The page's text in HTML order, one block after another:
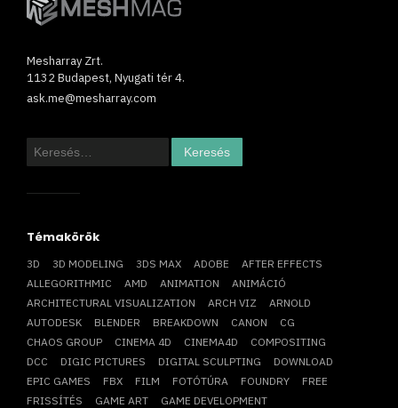
Mesharray Zrt.
1132 Budapest, Nyugati tér 4.
ask.me@mesharray.com
Keresés:
Témakörök
3D 3D MODELING 3DS MAX ADOBE
AFTER EFFECTS
ALLEGORITHMIC
AMD ANIMATION
ANIMÁCIÓ
ARCHITECTURAL VISUALIZATION
ARCH VIZ
ARNOLD
AUTODESK
BLENDER BREAKDOWN CANON
CG
CHAOS GROUP
CINEMA 4D CINEMA4D
COMPOSITING
DCC
DIGIC PICTURES DIGITAL SCULPTING
DOWNLOAD
EPIC GAMES
FBX FILM FOTÓTÚRA FOUNDRY
FREE
FRISSÍTÉS
GAME ART
GAME DEVELOPMENT